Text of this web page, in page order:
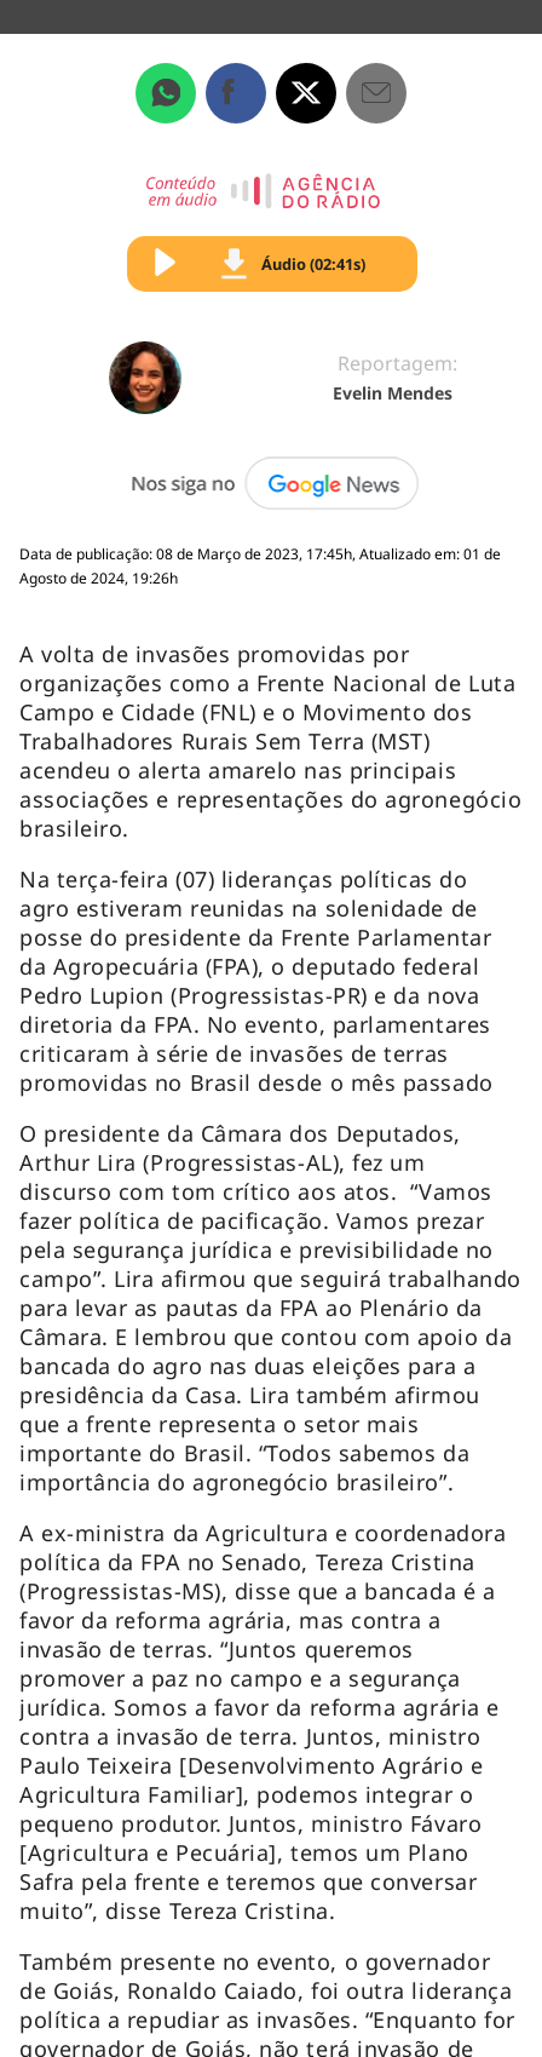
Áudio (02:41s)
Reportagem:
Evelin Mendes
Data de publicação: 08 de Março de 2023, 17:45h, Atualizado em: 01 de
Agosto de 2024, 19:26h
A volta de invasões promovidas por
organizações como a Frente Nacional de Luta
Campo e Cidade (FNL) e o Movimento dos
Trabalhadores Rurais Sem Terra (MST)
acendeu o alerta amarelo nas principais
associações e representações do agronegócio
brasileiro.
Na terça-feira (07) lideranças políticas do
agro estiveram reunidas na solenidade de
posse do presidente da Frente Parlamentar
da Agropecuária (FPA), o deputado federal
Pedro Lupion (Progressistas-PR) e da nova
diretoria da FPA. No evento, parlamentares
criticaram à série de invasões de terras
promovidas no Brasil desde o mês passado
O presidente da Câmara dos Deputados,
Arthur Lira (Progressistas-AL), fez um
discurso com tom crítico aos atos. “Vamos
fazer política de pacificação. Vamos prezar
pela segurança jurídica e previsibilidade no
campo”. Lira afirmou que seguirá trabalhando
para levar as pautas da FPA ao Plenário da
Câmara. E lembrou que contou com apoio da
bancada do agro nas duas eleições para a
presidência da Casa. Lira também afirmou
que a frente representa o setor mais
importante do Brasil. “Todos sabemos da
importância do agronegócio brasileiro”.
A ex-ministra da Agricultura e coordenadora
política da FPA no Senado, Tereza Cristina
(Progressistas-MS), disse que a bancada é a
favor da reforma agrária, mas contra a
invasão de terras. “Juntos queremos
promover a paz no campo e a segurança
jurídica. Somos a favor da reforma agrária e
contra a invasão de terra. Juntos, ministro
Paulo Teixeira [Desenvolvimento Agrário e
Agricultura Familiar], podemos integrar o
pequeno produtor. Juntos, ministro Fávaro
[Agricultura e Pecuária], temos um Plano
Safra pela frente e teremos que conversar
muito”, disse Tereza Cristina.
Também presente no evento, o governador
de Goiás, Ronaldo Caiado, foi outra liderança
política a repudiar as invasões. “Enquanto for
governador de Goiás, não terá invasão de